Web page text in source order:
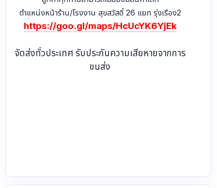
ตำแหน่งหน้าร้าน/โรงงาน สุขสวัสดิ์ 26 แยก รุ่งเรือง2
https://goo.gl/maps/HcUcYK6YjEk
จัดส่งทั่วประเทศ รับประกันความเสียหายจากการ
ขนส่ง